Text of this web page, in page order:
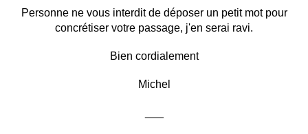
Personne ne vous interdit de déposer un petit mot pour
concrétiser votre passage, j'en serai ravi.
Bien cordialement
Michel